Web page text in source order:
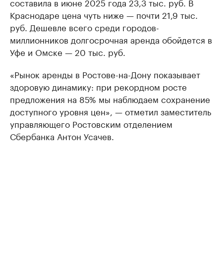
Краснодаре цена чуть ниже — почти 21,9 тыс.
руб. Дешевле всего среди городов-
миллионников долгосрочная аренда обойдется в
Уфе и Омске — 20 тыс. руб.
«Рынок аренды в Ростове-на-Дону показывает
здоровую динамику: при рекордном росте
предложения на 85% мы наблюдаем сохранение
доступного уровня цен», — отметил заместитель
управляющего Ростовским отделением
Сбербанка Антон Усачев.